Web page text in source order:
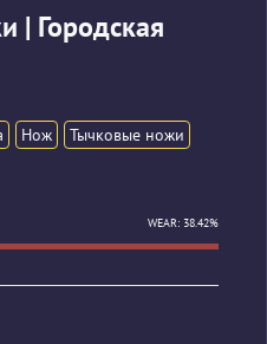
| Городская
Нож
Тычковые ножи
WEAR: 38.42%